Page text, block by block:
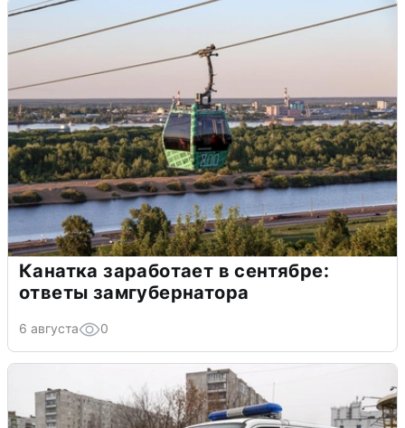
Канатка заработает в сентябре:
ответы замгубернатора
6 августа 0